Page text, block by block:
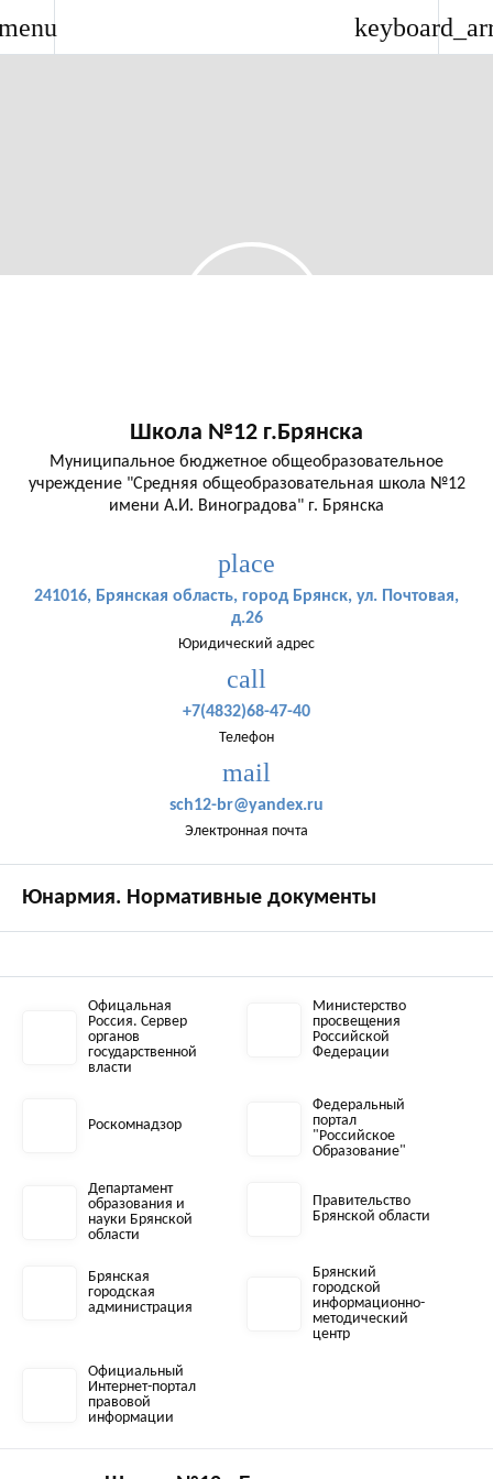
Школа №12 г.Брянска
Муниципальное бюджетное общеобразовательное
учреждение "Средняя общеобразовательная школа №12
имени А.И. Виноградова" г. Брянска
place
241016, Брянская область, город Брянск, ул. Почтовая,
д.26
Юридический адрес
call
+7(4832)68-47-40
Телефон
mail
sch12-br@yandex.ru
Электронная почта
Юнармия. Нормативные документы
Офицальная
Россия. Сервер
органов
государственной
власти
Министерство
просвещения
Российской
Федерации
Роскомнадзор
Федеральный
портал
"Российское
Образование"
Департамент
образования и
науки Брянской
области
Правительство
Брянской области
Брянская
городская
администрация
Брянский
городской
информационно-
методический
центр
Официальный
Интернет-портал
правовой
информации